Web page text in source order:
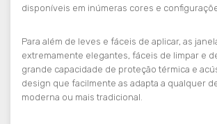
disponíveis em inúmeras cores e
Para além de leves e fáceis de aplicar, as
extremamente elegantes, fáceis de limpar e
grande capacidade de proteção térmica e
design que facilmente as adapta a qualquer
moderna ou mais tradicional.